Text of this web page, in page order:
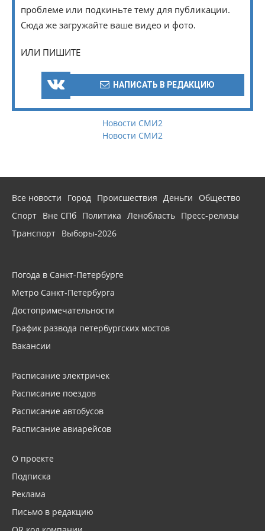
проблеме или подкиньте тему для публикации.
Сюда же загружайте ваше видео и фото.
ИЛИ ПИШИТЕ
НАПИСАТЬ В РЕДАКЦИЮ
Новости СМИ2
Новости СМИ2
Все новости Город Происшествия Деньги
Общество
Спорт Вне СПб Политика Ленобласть Пресс-релизы
Транспорт Выборы-2026
Погода в Санкт-Петербурге
Метро Санкт-Петербурга
Достопримечательности
График развода петербургских мостов
Вакансии
Расписание электричек
Расписание поездов
Расписание автобусов
Расписание авиарейсов
О проекте
Подписка
Реклама
Письмо в редакцию